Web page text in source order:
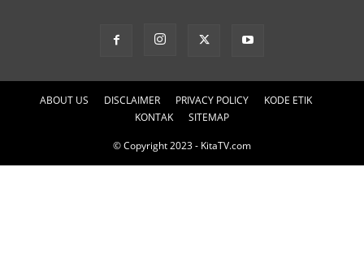
ABOUT US DISCLAIMER PRIVACY POLICY
KODE ETIK
KONTAK
SITEMAP
© Copyright 2023 - KitaTV.com